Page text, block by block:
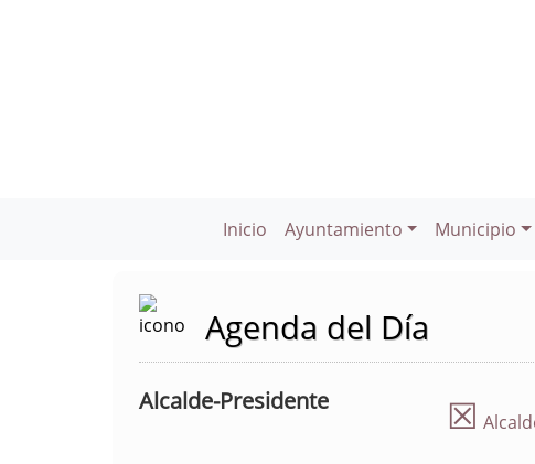
Inicio Ayuntamiento Municipio
Agenda del Día
Alcalde-Presidente ☒